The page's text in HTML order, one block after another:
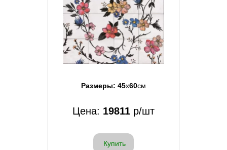
Размеры: 45x60см
Цена: 19811 р/шт
Купить